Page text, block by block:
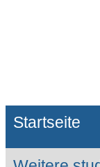
Website
Suche…
Sektionen
Startseite